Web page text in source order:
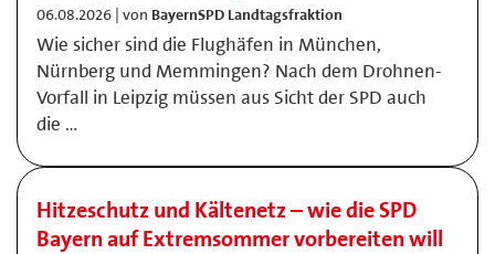
06.08.2026 | von BayernSPD Landtagsfraktion
Wie sicher sind die Flughäfen in München,
Nürnberg und Memmingen? Nach dem Drohnen-
Vorfall in Leipzig müssen aus Sicht der SPD auch
die …
Hitzeschutz und Kältenetz – wie die SPD
Bayern auf Extremsommer vorbereiten will